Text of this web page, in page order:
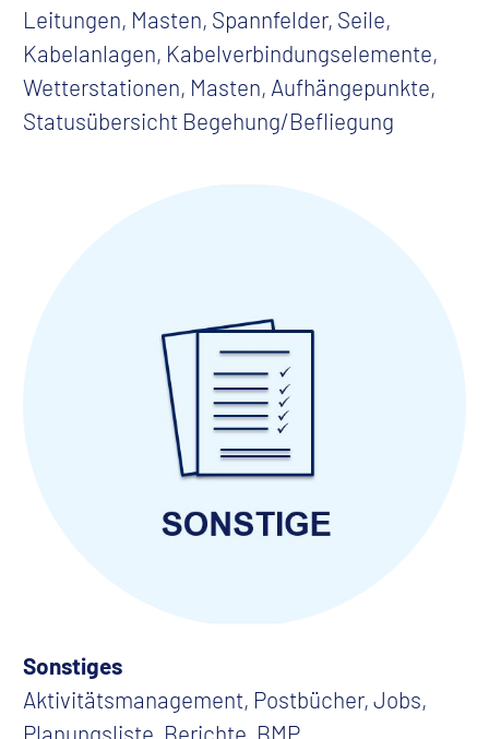
Leitungen, Masten, Spannfelder, Seile,
Kabelanlagen, Kabelverbindungselemente,
Wetterstationen, Masten, Aufhängepunkte,
Statusübersicht Begehung/Befliegung
Sonstiges
Aktivitätsmanagement, Postbücher, Jobs,
Planungsliste, Berichte, BMP,